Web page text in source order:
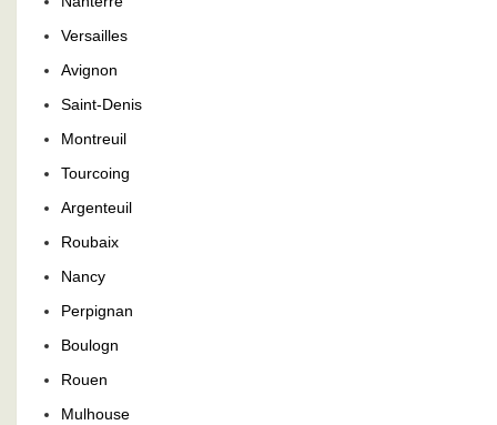
Versailles
Avignon
Saint-Denis
Montreuil
Tourcoing
Argenteuil
Roubaix
Nancy
Perpignan
Boulogn
Rouen
Mulhouse